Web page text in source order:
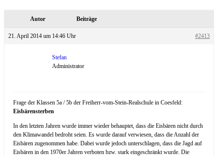
Autor Beiträge
21. April 2014 um 14:46 Uhr #2413
Stefan
Administrator
Frage der Klassen 5a / 5b der Freiherr-vom-Stein-Realschule in Coesfeld:
Eisbärensterben
In den letzten Jahren wurde immer wieder behauptet, dass die Eisbären nicht durch
den Klimawandel bedroht seien. Es wurde darauf verwiesen, dass die Anzahl der
Eisbären zugenommen habe. Dabei wurde jedoch unterschlagen, dass die Jagd auf
Eisbären in den 1970er Jahren verboten bzw. stark eingeschränkt wurde. Die